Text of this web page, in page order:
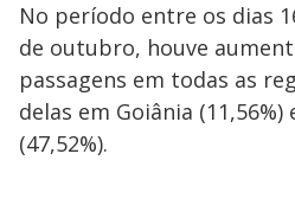
No período entre os dias
de outubro, houve
passagens em todas as
delas em Goiânia
(47,52%).